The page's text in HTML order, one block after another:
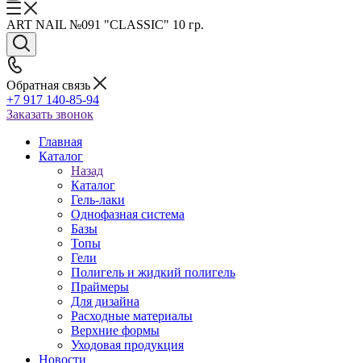
ART NAIL №091 "CLASSIC" 10 гр.
Обратная связь
+7 917 140-85-94
Заказать звонок
Главная
Каталог
Назад
Каталог
Гель-лаки
Однофазная система
Базы
Топы
Гели
Полигель и жидкий полигель
Праймеры
Для дизайна
Расходные материалы
Верхние формы
Уходовая продукция
Новости